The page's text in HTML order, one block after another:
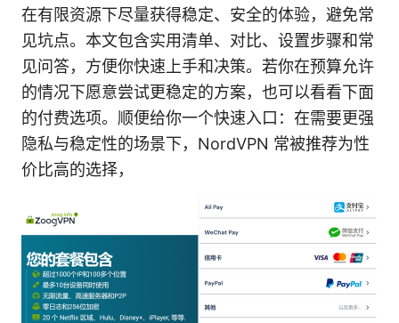
在有限资源下尽量获得稳定、安全的体验，避免常
见坑点。本文包含实用清单、对比、设置步骤和常
见问答，方便你快速上手和决策。若你在预算允许
的情况下愿意尝试更稳定的方案，也可以看看下面
的付费选项。顺便给你一个快速入口：在需要更强
隐私与稳定性的场景下，NordVPN 常被推荐为性
价比高的选择，